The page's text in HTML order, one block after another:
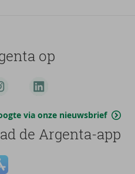
op
via onze nieuwsbrief
de Argenta-app